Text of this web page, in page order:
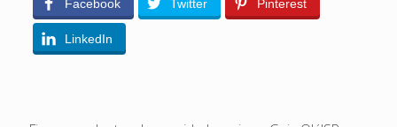
Facebook Twitter Pinterest
LinkedIn